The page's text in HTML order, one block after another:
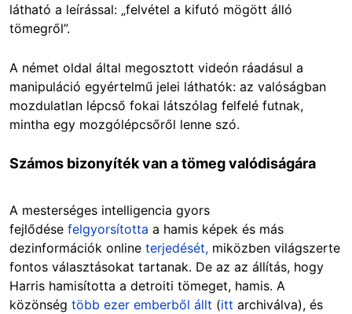
látható a leírással: „felvétel a kifutó mögött álló
tömegről”.
A német oldal által megosztott videón ráadásul a
manipuláció egyértelmű jelei láthatók: az valóságban
mozdulatlan lépcső fokai látszólag felfelé futnak,
mintha egy mozgólépcsőről lenne szó.
Számos bizonyíték van a tömeg valódiságára
A mesterséges intelligencia gyors
fejlődése felgyorsította a hamis képek és más
dezinformációk online terjedését, miközben világszerte
fontos választásokat tartanak. De az az állítás, hogy
Harris hamisította a detroiti tömeget, hamis. A
közönség több ezer emberből állt (itt archiválva), és